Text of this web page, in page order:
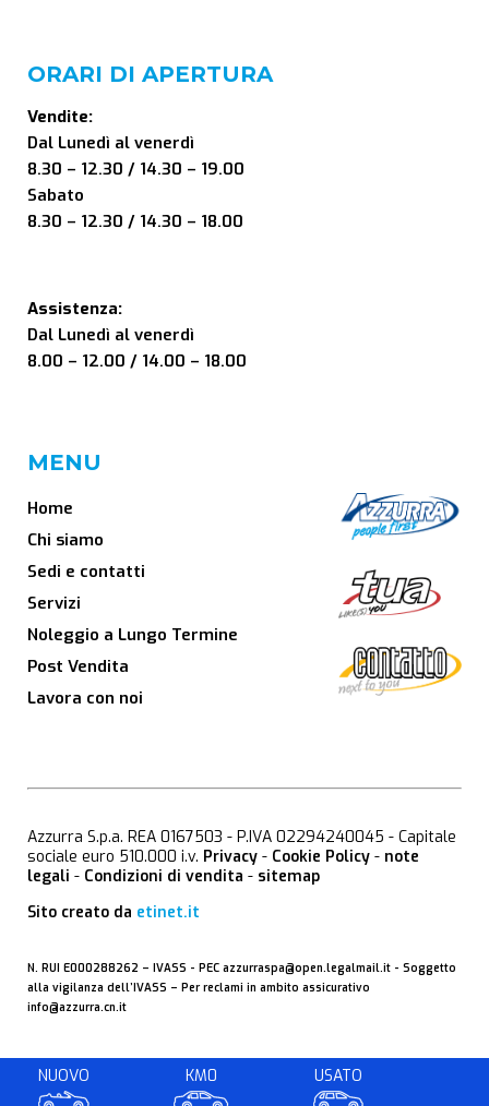
NUOVO KM0 USATO
ORARI DI APERTURA
Vendite:
Dal Lunedì al venerdì
8.30 – 12.30 / 14.30 – 19.00
Sabato
8.30 – 12.30 / 14.30 – 18.00
Assistenza:
Dal Lunedì al venerdì
8.00 – 12.00 / 14.00 – 18.00
MENU
Home
Chi siamo
Sedi e contatti
Servizi
Noleggio a Lungo Termine
Post Vendita
Lavora con noi
Azzurra S.p.a. REA 0167503 - P.IVA 02294240045 - Capitale
sociale euro 510.000 i.v. Privacy - Cookie Policy - note
legali - Condizioni di vendita - sitemap
Sito creato da etinet.it
N. RUI E000288262 – IVASS - PEC azzurraspa@open.legalmail.it - Soggetto
alla vigilanza dell’IVASS – Per reclami in ambito assicurativo
info@azzurra.cn.it